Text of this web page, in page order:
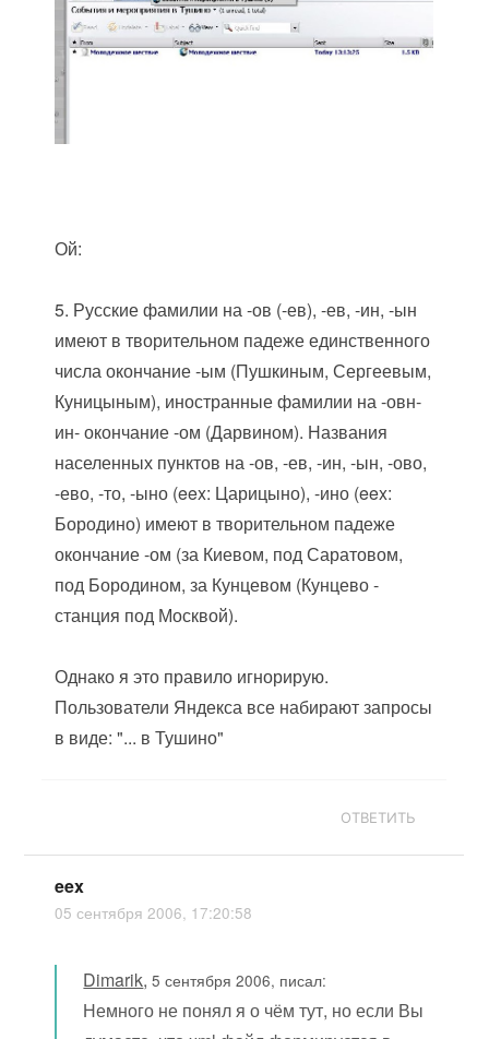
Ой:
5. Русские фамилии на -ов (-ев), -ев, -ин, -ын
имеют в творительном падеже единственного
числа окончание -ым (Пушкиным, Сергеевым,
Куницыным), иностранные фамилии на -овн-
ин- окончание -ом (Дарвином). Названия
населенных пунктов на -ов, -ев, -ин, -ын, -ово,
-ево, -то, -ыно (eex: Царицыно), -ино (eex:
Бородино) имеют в творительном падеже
окончание -ом (за Киевом, под Саратовом,
под Бородином, за Кунцевом (Кунцево -
станция под Москвой).
Однако я это правило игнорирую.
Пользователи Яндекса все набирают запросы
в виде: "... в Тушино"
ОТВЕТИТЬ
eex
05 сентября 2006, 17:20:58
Dimarik,5 сентября 2006, писал:
Немного не понял я о чём тут, но если Вы